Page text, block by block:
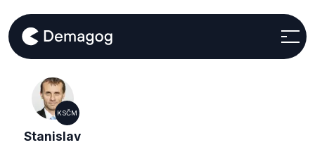
KSČM
Stanislav